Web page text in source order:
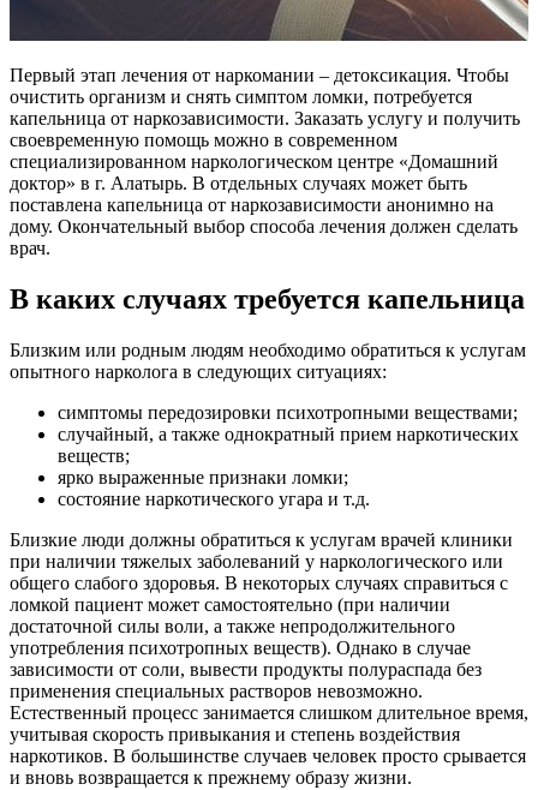
Первый этап лечения от наркомании – детоксикация. Чтобы
очистить организм и снять симптом ломки, потребуется
капельница от наркозависимости. Заказать услугу и получить
своевременную помощь можно в современном
специализированном наркологическом центре «Домашний
доктор» в г. Алатырь. В отдельных случаях может быть
поставлена капельница от наркозависимости анонимно на
дому. Окончательный выбор способа лечения должен сделать
врач.
В каких случаях требуется капельница
Близким или родным людям необходимо обратиться к услугам
опытного нарколога в следующих ситуациях:
симптомы передозировки психотропными веществами;
случайный, а также однократный прием наркотических
веществ;
ярко выраженные признаки ломки;
состояние наркотического угара и т.д.
Близкие люди должны обратиться к услугам врачей клиники
при наличии тяжелых заболеваний у наркологического или
общего слабого здоровья. В некоторых случаях справиться с
ломкой пациент может самостоятельно (при наличии
достаточной силы воли, а также непродолжительного
употребления психотропных веществ). Однако в случае
зависимости от соли, вывести продукты полураспада без
применения специальных растворов невозможно.
Естественный процесс занимается слишком длительное время,
учитывая скорость привыкания и степень воздействия
наркотиков. В большинстве случаев человек просто срывается
и вновь возвращается к прежнему образу жизни.